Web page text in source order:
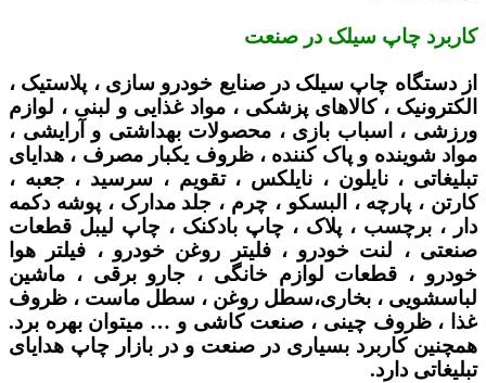
کاربرد چاپ سیلک در صنعت
از دستگاه چاپ سیلک در صنایع خودرو سازی ، پلاستیک ،
الکترونیک ، کالاهای پزشکی ، مواد غذایی و لبنی ، لوازم
ورزشی ، اسباب بازی ، محصولات بهداشتی و آرایشی ،
مواد شوینده و پاک کننده ، ظروف یکبار مصرف ، هدایای
تبلیغاتی ، نایلون ، نایلکس ، تقویم ، سرسید ، جعبه ،
کارتن ، پارچه ، البسکو ، چرم ، جلد مدارک ، پوشه دکمه
دار ، برچسب ، پلاک ، چاپ بادکنک ، چاپ لیبل قطعات
صنعتی ، لنت خودرو ، فلیتر روغن خودرو ، فیلتر هوا
خودرو ، قطعات لوازم خانگی ، جارو برقی ، ماشین
لباسشویی ، بخاری،سطل روغن ، سطل ماست ، ظروف
غذا ، ظروف چینی ، صنعت کاشی و … میتوان بهره برد.
همچنین کاربرد بسیاری در صنعت و در بازار چاپ هدایای
تبلیغاتی دارد.